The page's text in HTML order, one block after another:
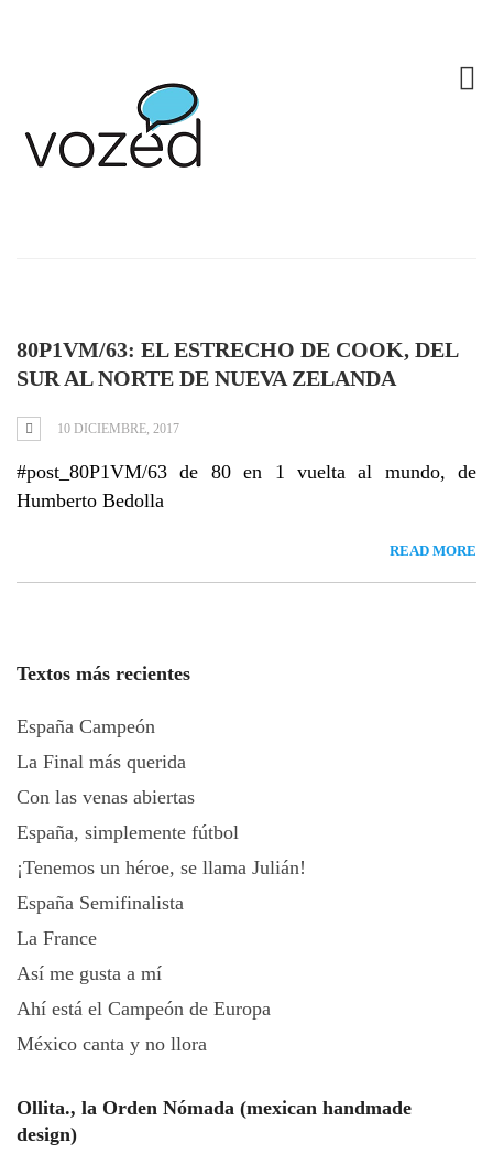
Tag: estrecho de
Cook
80P1VM/63: EL ESTRECHO DE COOK, DEL
SUR AL NORTE DE NUEVA ZELANDA
10 DICIEMBRE, 2017
#post_80P1VM/63 de 80 en 1 vuelta al mundo, de
Humberto Bedolla
READ MORE
Textos más recientes
España Campeón
La Final más querida
Con las venas abiertas
España, simplemente fútbol
¡Tenemos un héroe, se llama Julián!
España Semifinalista
La France
Así me gusta a mí
Ahí está el Campeón de Europa
México canta y no llora
Ollita., la Orden Nómada (mexican handmade
design)